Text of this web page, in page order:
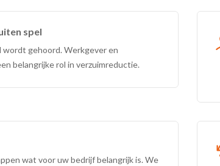
spel
gehoord. Werkgever en
belangrijke rol in verzuimreductie.
wat voor uw bedrijf belangrijk is. We